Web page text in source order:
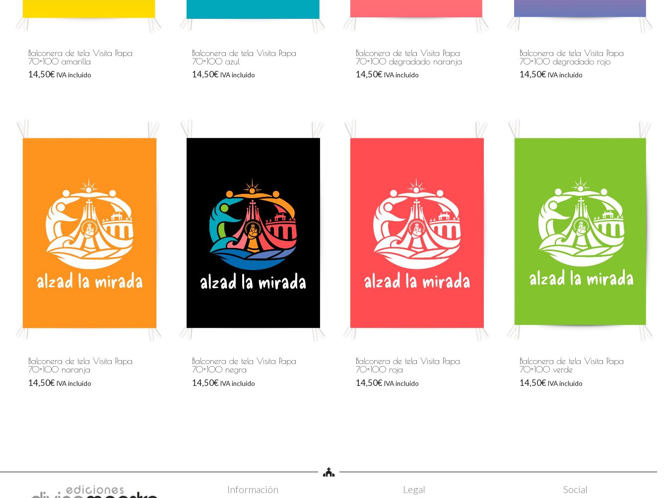
Balconera de tela Visita Papa
70×100 amarilla
14,50€ IVA incluido
Balconera de tela Visita Papa
70×100 azul
14,50€ IVA incluido
Balconera de tela Visita Papa
70×100 degradado naranja
14,50€ IVA incluido
Balconera de tela Visita Papa
70×100 degradado rojo
14,50€ IVA incluido
Balconera de tela Visita Papa
70×100 naranja
14,50€ IVA incluido
Balconera de tela Visita Papa
70×100 negra
14,50€ IVA incluido
Balconera de tela Visita Papa
70×100 roja
14,50€ IVA incluido
Balconera de tela Visita Papa
70×100 verde
14,50€ IVA incluido
Información Legal Social